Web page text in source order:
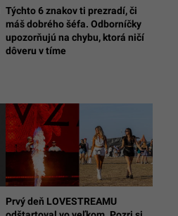
Týchto 6 znakov ti prezradí, či
máš dobrého šéfa. Odborníčky
upozorňujú na chybu, ktorá ničí
dôveru v tíme
Prvý deň LOVESTREAMU